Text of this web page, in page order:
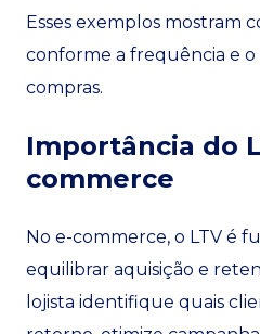
Esses exemplos mostram
conforme a frequência e
compras.
Importância do
commerce
No e-commerce, o LTV é
equilibrar aquisição e
lojista identifique quais